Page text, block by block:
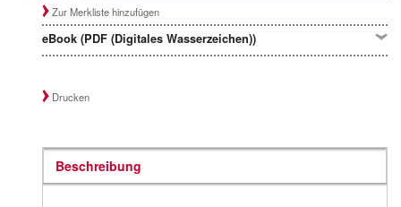
Zur Merkliste hinzufügen
eBook (PDF (Digitales Wasserzeichen))
Drucken
Beschreibung